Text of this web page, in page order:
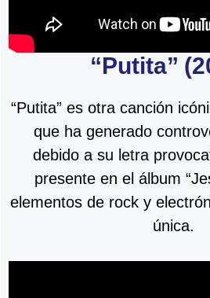
“Putita”
“Putita” es otra canción
que ha generado
debido a su letra
presente en el álbum
elementos de rock y
única.